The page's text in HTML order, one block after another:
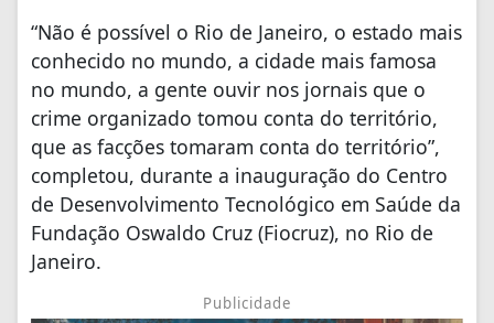
“Não é possível o Rio de Janeiro, o estado mais
conhecido no mundo, a cidade mais famosa
no mundo, a gente ouvir nos jornais que o
crime organizado tomou conta do território,
que as facções tomaram conta do território”,
completou, durante a inauguração do Centro
de Desenvolvimento Tecnológico em Saúde da
Fundação Oswaldo Cruz (Fiocruz), no Rio de
Janeiro.
Publicidade